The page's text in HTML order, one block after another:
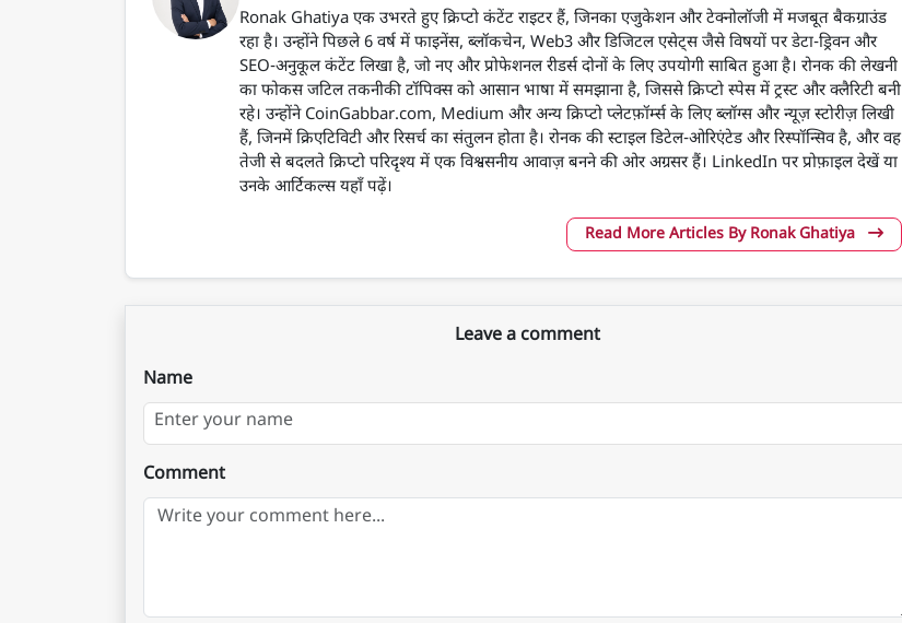
Ronak Ghatiya एक उभरते हुए क्रिप्टो कंटेंट राइटर हैं, जिनका एजुकेशन और टेक्नोलॉजी में मजबूत बैकग्राउंड
रहा है। उन्होंने पिछले 6 वर्ष में फाइनेंस, ब्लॉकचेन, Web3 और डिजिटल एसेट्स जैसे विषयों पर डेटा-ड्रिवन और
SEO-अनुकूल कंटेंट लिखा है, जो नए और प्रोफेशनल रीडर्स दोनों के लिए उपयोगी साबित हुआ है। रोनक की लेखनी
का फोकस जटिल तकनीकी टॉपिक्स को आसान भाषा में समझाना है, जिससे क्रिप्टो स्पेस में ट्रस्ट और क्लैरिटी बनी
रहे। उन्होंने CoinGabbar.com, Medium और अन्य क्रिप्टो प्लेटफ़ॉर्म्स के लिए ब्लॉग्स और न्यूज़ स्टोरीज़ लिखी
हैं, जिनमें क्रिएटिविटी और रिसर्च का संतुलन होता है। रोनक की स्टाइल डिटेल-ओरिएंटेड और रिस्पॉन्सिव है, और वह
तेजी से बदलते क्रिप्टो परिदृश्य में एक विश्वसनीय आवाज़ बनने की ओर अग्रसर हैं। LinkedIn पर प्रोफ़ाइल देखें या
उनके आर्टिकल्स यहाँ पढ़ें।
Read More Articles By Ronak Ghatiya
Leave a comment
Name
Comment